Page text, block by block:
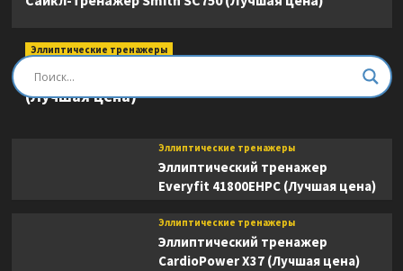
Эллиптические тренажеры
Эллиптический тренажер DFC E8745T
(Лучшая цена)
Эллиптические тренажеры
Эллиптический тренажер
Everyfit 41800EHPC (Лучшая цена)
Эллиптические тренажеры
Эллиптический тренажер
CardioPower X37 (Лучшая цена)